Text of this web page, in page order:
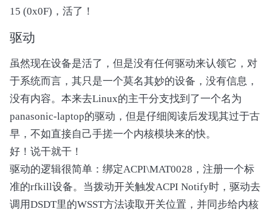
                {
                    DRVS = One
                    WNSW = One
                    HRES ()
                }
                Return (0x02)
            }
            {
                Acquire (HDMX, 0xFFFF)
                HDAT [HINP] = Arg0
                HINP++
                HINP %= 0x20
                If ((HINP == HOUP))
15 (0x0F)，活了！
驱动
虽然现在设备是活了，但是没有任何驱动来认领它，对
于系统而言，其只是一个莫名其妙的设备，没有信息，
没有内容。本来去Linux的主干分支找到了一个名为
panasonic-laptop的驱动，但是仔细阅读后发现其过于古
早，不如直接自己手搓一个内核模块来的快。
好！说干就干！
驱动的逻辑很简单：绑定ACPI\MAT0028，注册一个标
准的rfkill设备。当拨动开关触发ACPI Notify时，驱动去
调用DSDT里的WSST方法读取开关位置，并同步给内核